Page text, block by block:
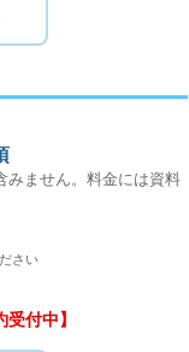
みません。料金には資料
さい
付中】